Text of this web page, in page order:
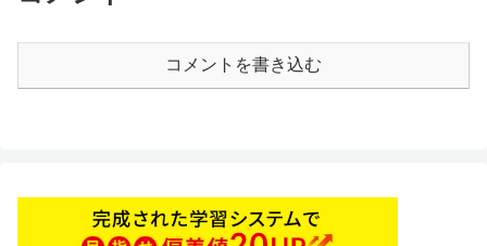
コメントを書き込む